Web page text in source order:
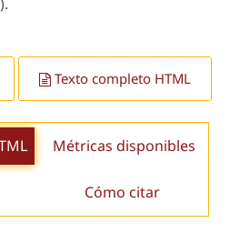
Texto completo HTML
Métricas disponibles
Cómo citar